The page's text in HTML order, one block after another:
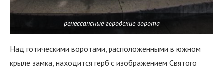
ренессансные городские ворота
Над готическими воротами, расположенными в южном
крыле замка, находится герб с изображением Святого